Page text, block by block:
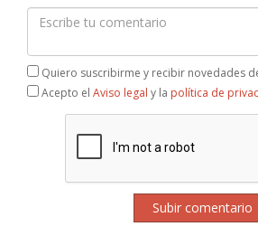
Quiero suscribirme y recibir novedades
Acepto el Aviso legal y la política de
Subir comentario